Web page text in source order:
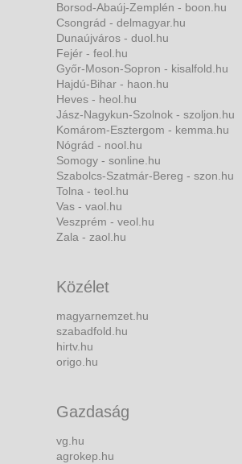
Borsod-Abaúj-Zemplén - boon.hu
Csongrád - delmagyar.hu
Dunaújváros - duol.hu
Fejér - feol.hu
Győr-Moson-Sopron - kisalfold.hu
Hajdú-Bihar - haon.hu
Heves - heol.hu
Jász-Nagykun-Szolnok - szoljon.hu
Komárom-Esztergom - kemma.hu
Nógrád - nool.hu
Somogy - sonline.hu
Szabolcs-Szatmár-Bereg - szon.hu
Tolna - teol.hu
Vas - vaol.hu
Veszprém - veol.hu
Zala - zaol.hu
Közélet
magyarnemzet.hu
szabadfold.hu
hirtv.hu
origo.hu
Gazdaság
vg.hu
agrokep.hu